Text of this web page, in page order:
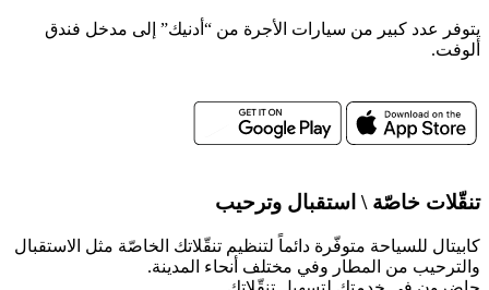
يتوفر عدد كبير من سيارات الأجرة من “أدنيك” إلى مدخل فندق
ألوفت.
تنقّلات خاصّة \ استقبال وترحيب
كابيتال للسياحة متوفّرة دائماً لتنظيم تنقّلاتك الخاصّة مثل الاستقبال
والترحيب من المطار وفي مختلف أنحاء المدينة.